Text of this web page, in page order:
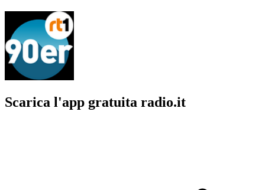
Scarica l'app gratuita radio.it